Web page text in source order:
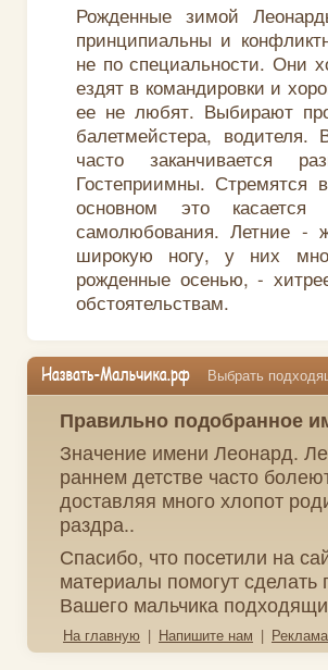
Рожденные зимой
принципиальны и
не по специальности. Они
ездят в командировки и
ее не любят. Выбирают
балетмейстера,
часто заканчивается
Гостеприимны.
основном это
самолюбования. Летние -
широкую ногу, у них
рожденные осенью, -
обстоятельствам.
Выбрать
Правильно подобранное
Значение имени Леонард.
раннем детстве часто
доставляя много хлопот
раздра..
Спасибо, что посетили на
материалы помогут
Вашего мальчика
На главную | Напишите нам |